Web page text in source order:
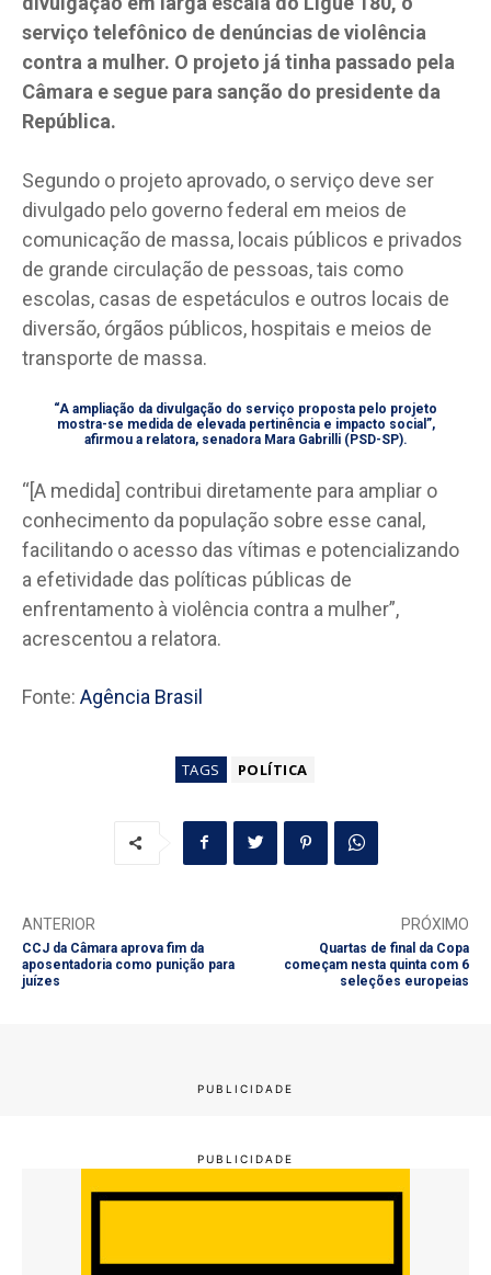
serviço telefônico de denúncias de violência
contra a mulher. O projeto já tinha passado pela
Câmara e segue para sanção do presidente da
República.
Segundo o projeto aprovado, o serviço deve ser
divulgado pelo governo federal em meios de
comunicação de massa, locais públicos e privados
de grande circulação de pessoas, tais como
escolas, casas de espetáculos e outros locais de
diversão, órgãos públicos, hospitais e meios de
transporte de massa.
“A ampliação da divulgação do serviço proposta pelo projeto
mostra-se medida de elevada pertinência e impacto social”,
afirmou a relatora, senadora Mara Gabrilli (PSD-SP).
“[A medida] contribui diretamente para ampliar o
conhecimento da população sobre esse canal,
facilitando o acesso das vítimas e potencializando
a efetividade das políticas públicas de
enfrentamento à violência contra a mulher”,
acrescentou a relatora.
Fonte: Agência Brasil
TAGS POLÍTICA
ANTERIOR
CCJ da Câmara aprova fim da
aposentadoria como punição para
juízes
PRÓXIMO
Quartas de final da Copa
começam nesta quinta com 6
seleções europeias